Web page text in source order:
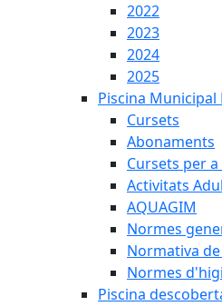
2022
2023
2024
2025
Piscina
Cursets
Abonaments
Cursets per
Activitats
AQUAGIM
Normes
Normativa
Normes
Piscina